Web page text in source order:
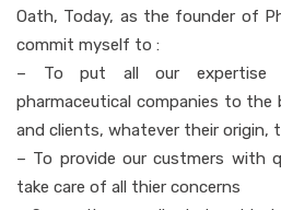
Oath, Today, as the founder of
commit myself to :
– To put all our expertise
pharmaceutical companies to
and clients, whatever their origin,
– To provide our custmers with
take care of all thier concerns